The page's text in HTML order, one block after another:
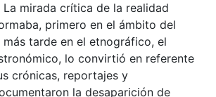
La mirada crítica de la realidad
primero en el ámbito del
tarde en el etnográfico, el
lo convirtió en referente
crónicas, reportajes y
la desaparición de